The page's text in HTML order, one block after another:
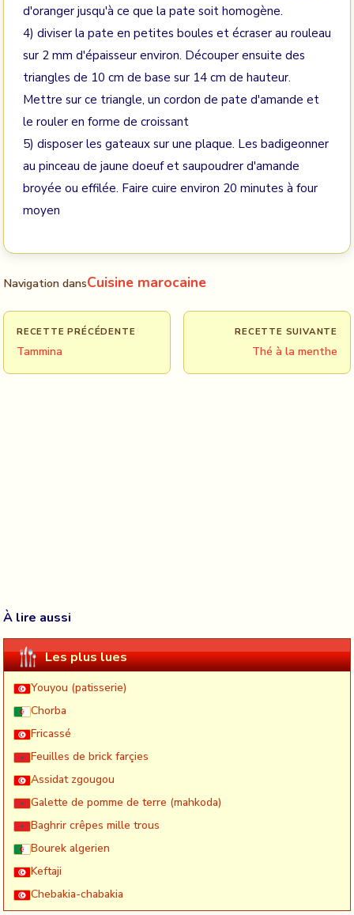
d'oranger jusqu'à ce que la pate soit homogène.
4) diviser la pate en petites boules et écraser au rouleau
sur 2 mm d'épaisseur environ. Découper ensuite des
triangles de 10 cm de base sur 14 cm de hauteur.
Mettre sur ce triangle, un cordon de pate d'amande et
le rouler en forme de croissant
5) disposer les gateaux sur une plaque. Les badigeonner
au pinceau de jaune doeuf et saupoudrer d'amande
broyée ou effilée. Faire cuire environ 20 minutes à four
moyen
Navigation dansCuisine marocaine
RECETTE PRÉCÉDENTE
Tammina
RECETTE SUIVANTE
Thé à la menthe
À lire aussi
Les plus lues
Youyou (patisserie)
Chorba
Fricassé
Feuilles de brick farçies
Assidat zgougou
Galette de pomme de terre (mahkoda)
Baghrir crêpes mille trous
Bourek algerien
Keftaji
Chebakia-chabakia